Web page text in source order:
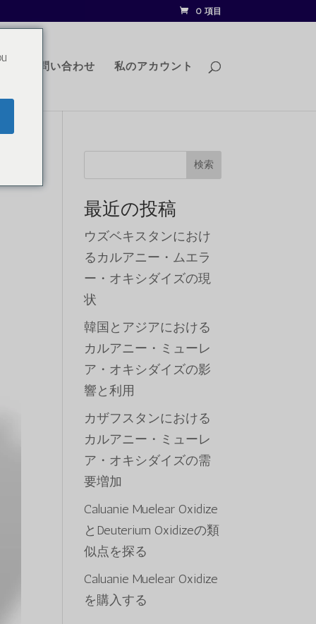
0 項目
お問い合わせ 私のアカウント
検索
最近の投稿
ウズベキスタンにおけ
るカルアニー・ムエラ
ー・オキシダイズの現
状
韓国とアジアにおける
カルアニー・ミューレ
ア・オキシダイズの影
響と利用
カザフスタンにおける
カルアニー・ミューレ
ア・オキシダイズの需
要増加
Caluanie Muelear Oxidize
とDeuterium Oxidizeの類
似点を探る
Caluanie Muelear Oxidize
を購入する